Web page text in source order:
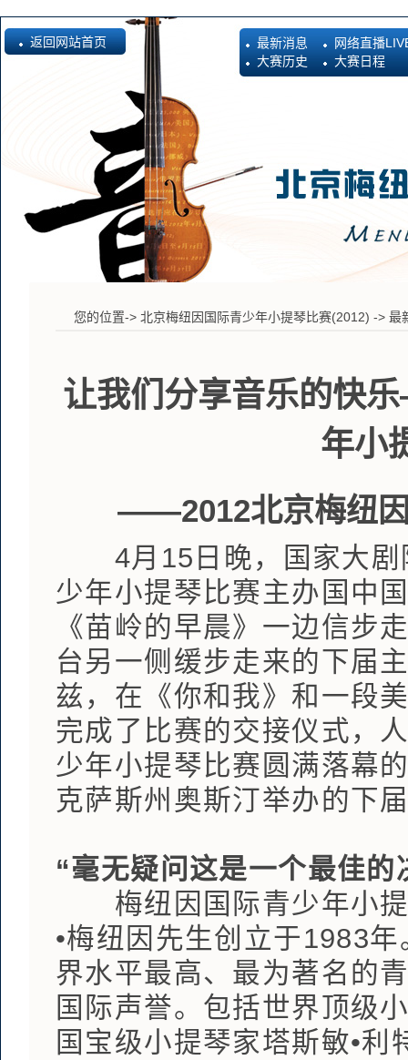
返回网站首页 最新消息
网络直播
大赛历史
大赛日程
您的位置-> 北京梅纽因国际青少年小提琴比赛(2012) -> 最
让我们分享音乐的快
年小
——2012北京梅纽因
4月15日晚，国家大剧
少年小提琴比赛主办国中
《苗岭的早晨》一边信步
台另一侧缓步走来的下届
兹，在《你和我》和一段
完成了比赛的交接仪式，
少年小提琴比赛圆满落幕
克萨斯州奥斯汀举办的下
“毫无疑问这是一个最佳的
梅纽因国际青少年小提
•梅纽因先生创立于1983
界水平最高、最为著名的
国际声誉。包括世界顶级
国宝级小提琴家塔斯敏•